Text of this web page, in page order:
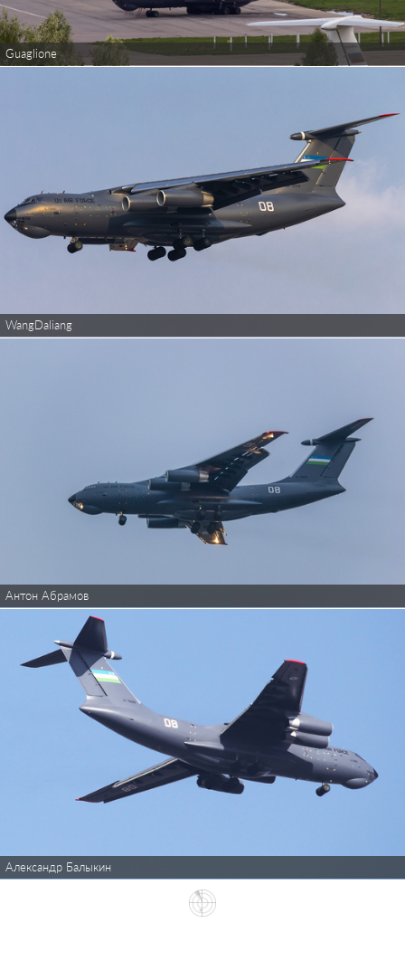
Guaglione
WangDaliang
Антон Абрамов
Александр Балыкин